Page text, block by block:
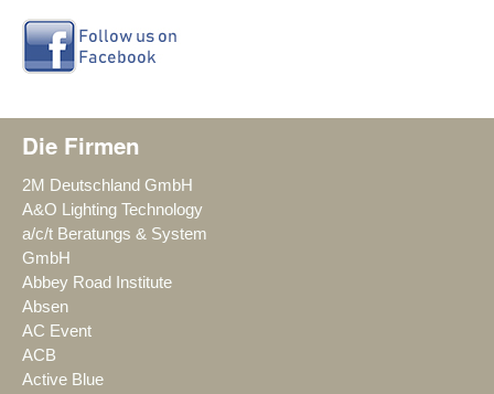
Die Firmen
2M Deutschland GmbH
A&O Lighting Technology
a/c/t Beratungs & System
GmbH
Abbey Road Institute
Absen
AC Event
ACB
Active Blue